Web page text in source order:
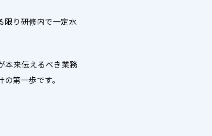
限り研修内で一定水
本来伝えるべき業務
第一歩です。